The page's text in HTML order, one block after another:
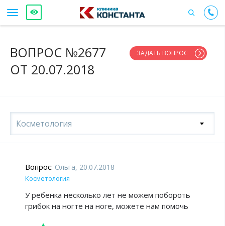
ВОПРОС №2677
ОТ 20.07.2018
ЗАДАТЬ ВОПРОС
Косметология
Вопрос: Ольга, 20.07.2018
Косметология
У ребенка несколько лет не можем побороть
грибок на ногте на ноге, можете нам помочь